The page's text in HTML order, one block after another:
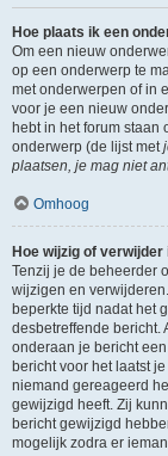
Hoe plaats ik een
Om een nieuw
op een onderwerp te
met onderwerpen of in
voor je een nieuw
hebt in het forum
onderwerp (de lijst met
plaatsen, je mag niet
Omhoog
Hoe wijzig of
Tenzij je de beheerder
wijzigen en
beperkte tijd nadat het
desbetreffende bericht.
onderaan je bericht
bericht voor het laatst
niemand gereageerd
gewijzigd heeft. Zij
bericht gewijzigd
mogelijk zodra er